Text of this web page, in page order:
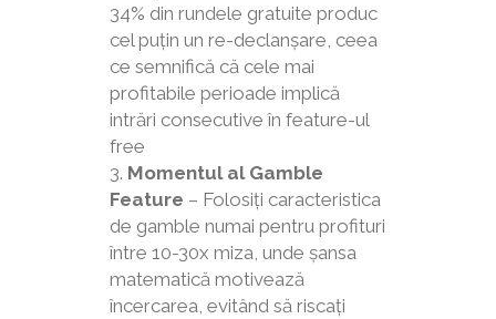
34% din rundele gratuite produc
cel puțin un re-declanșare, ceea
ce semnifică că cele mai
profitabile perioade implică
intrări consecutive în feature-ul
free
Momentul al Gamble
Feature – Folosiți caracteristica
de gamble numai pentru profituri
între 10-30x miza, unde șansa
matematică motivează
încercarea, evitând să riscați